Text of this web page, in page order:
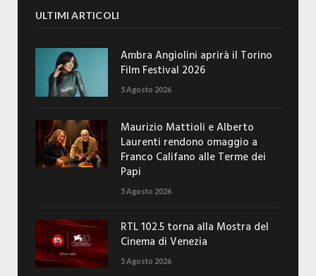
ULTIMI ARTICOLI
Ambra Angiolini aprirà il Torino
Film Festival 2026
5 Agosto 2026
Maurizio Mattioli e Alberto
Laurenti rendono omaggio a
Franco Califano alle Terme dei
Papi
5 Agosto 2026
RTL 102.5 torna alla Mostra del
Cinema di Venezia
5 Agosto 2026